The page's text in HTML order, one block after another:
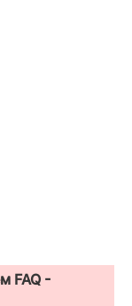
FAQ -